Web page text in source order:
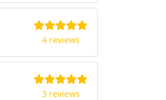
4 reviews
3 reviews